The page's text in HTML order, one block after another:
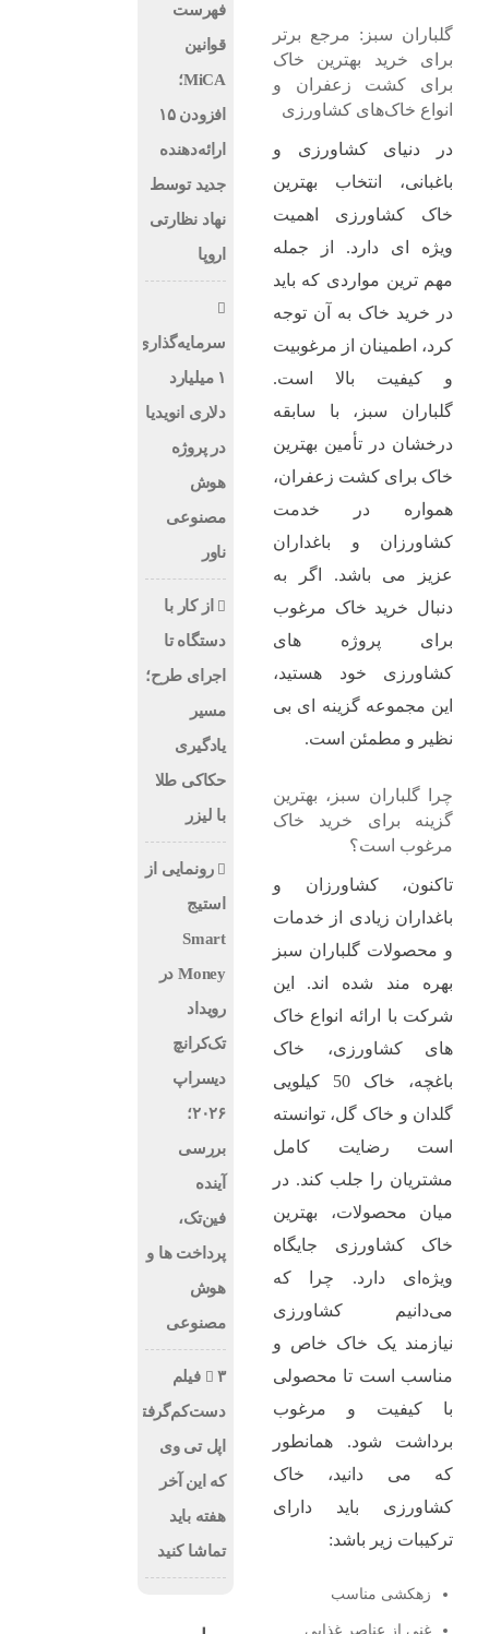
گلباران سبز: مرجع برتر
برای خرید بهترین خاک
برای کشت زعفران و
انواع خاک‌های کشاورزی
در دنیای کشاورزی و
باغبانی، انتخاب بهترین
خاک کشاورزی اهمیت
ویژه‌ ای دارد. از جمله
مهم‌ ترین مواردی که باید
در خرید خاک به آن توجه
کرد، اطمینان از مرغوبیت
و کیفیت بالا است.
گلباران سبز، با سابقه
درخشان در تأمین بهترین
خاک برای کشت زعفران،
همواره در خدمت
کشاورزان و باغداران
عزیز می‌ باشد. اگر به
دنبال خرید خاک مرغوب
برای پروژه ‌های
کشاورزی خود هستید،
این مجموعه گزینه ‌ای بی
‌نظیر و مطمئن است.
چرا گلباران سبز، بهترین
گزینه برای خرید خاک
مرغوب است؟
تاکنون، کشاورزان و
باغداران زیادی از خدمات
و محصولات گلباران سبز
بهره ‌مند شده‌ اند. این
شرکت با ارائه انواع خاک‌
های کشاورزی، خاک
باغچه، خاک 50 کیلویی
گلدان و خاک گل، توانسته
است رضایت کامل
مشتریان را جلب کند. در
میان محصولات، بهترین
خاک کشاورزی جایگاه
ویژه‌ای دارد. چرا که
می‌دانیم کشاورزی
نیازمند یک خاک خاص و
مناسب است تا محصولی
با کیفیت و مرغوب
برداشت شود. همانطور
که می‌ دانید، خاک
کشاورزی باید دارای
ترکیبات زیر باشد:
زهکشی مناسب
غنی از عناصر غذایی
فهرست
قوانین
MiCA؛
افزودن ۱۵
ارائه‌دهنده
جدید توسط
نهاد نظارتی
اروپا
سرمایه‌گذاری
۱ میلیارد
دلاری انویدیا
در پروژه
هوش
مصنوعی
ناور
از کار با
دستگاه تا
اجرای طرح؛
مسیر
یادگیری
حکاکی طلا
با لیزر
رونمایی از
استیج
Smart
Money در
رویداد
تک‌کرانچ
دیسراپ
۲۰۲۶؛
بررسی
آینده
فین‌تک،
پرداخت‌ ها و
هوش
مصنوعی
۳ فیلم
دست‌کم‌گرفته‌شده
اپل تی وی
که این آخر
هفته باید
تماشا کنید